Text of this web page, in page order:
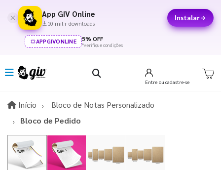
App GIV Online
10 mil+ downloads
Instalar
APPGIVONLINE 5% OFF
*verifique condições
Entre ou cadastre-se
Início InícioBloco de Notas Personalizado
Bloco de Pedido